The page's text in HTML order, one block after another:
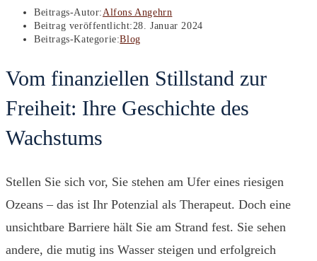
Beitrags-Autor: Alfons Angehrn
Beitrag veröffentlicht: 28. Januar 2024
Beitrags-Kategorie:Blog
Vom finanziellen Stillstand zur
Freiheit: Ihre Geschichte des
Wachstums
Stellen Sie sich vor, Sie stehen am Ufer eines riesigen
Ozeans – das ist Ihr Potenzial als Therapeut. Doch eine
unsichtbare Barriere hält Sie am Strand fest. Sie sehen
andere, die mutig ins Wasser steigen und erfolgreich